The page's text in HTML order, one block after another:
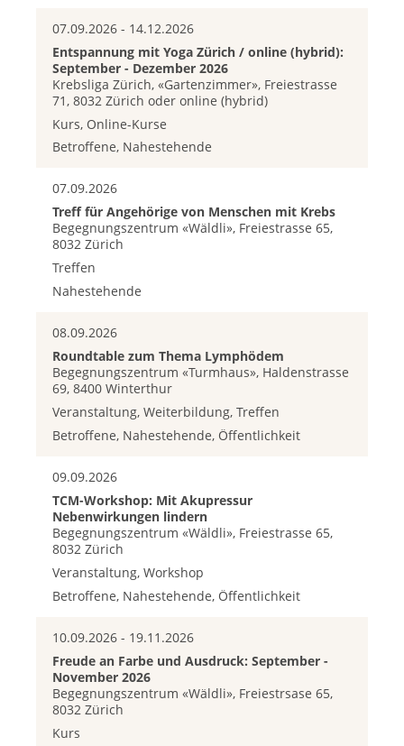
07.09.2026 - 14.12.2026
Entspannung mit Yoga Zürich / online (hybrid):
September - Dezember 2026
Krebsliga Zürich, «Gartenzimmer», Freiestrasse
71, 8032 Zürich oder online (hybrid)
Kurs, Online-Kurse
Betroffene, Nahestehende
07.09.2026
Treff für Angehörige von Menschen mit Krebs
Begegnungszentrum «Wäldli», Freiestrasse 65,
8032 Zürich
Treffen
Nahestehende
08.09.2026
Roundtable zum Thema Lymphödem
Begegnungszentrum «Turmhaus», Haldenstrasse
69, 8400 Winterthur
Veranstaltung, Weiterbildung, Treffen
Betroffene, Nahestehende, Öffentlichkeit
09.09.2026
TCM-Workshop: Mit Akupressur
Nebenwirkungen lindern
Begegnungszentrum «Wäldli», Freiestrasse 65,
8032 Zürich
Veranstaltung, Workshop
Betroffene, Nahestehende, Öffentlichkeit
10.09.2026 - 19.11.2026
Freude an Farbe und Ausdruck: September -
November 2026
Begegnungszentrum «Wäldli», Freiestrsase 65,
8032 Zürich
Kurs